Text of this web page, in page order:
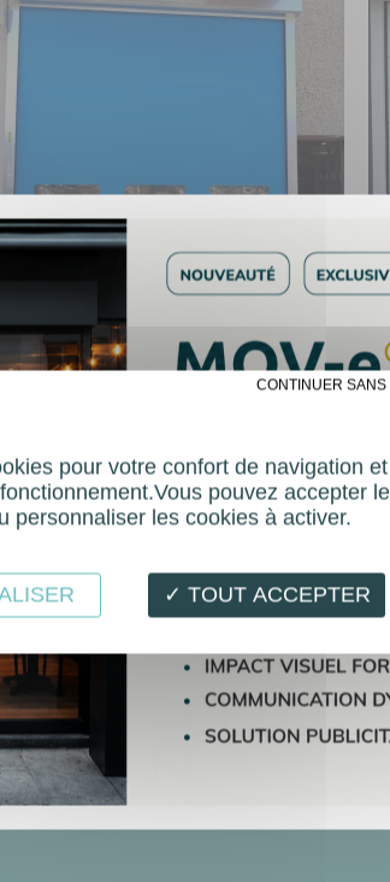
souple
pour votre confort de navigation
pouvez accepter
personnaliser les cookies à activer.
✓ TOUT ACCEPTER
✗ CONTINUER